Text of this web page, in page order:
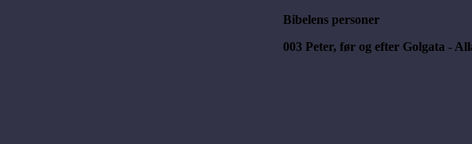
Bibelens personer
003 Peter, før og efter Golgata -